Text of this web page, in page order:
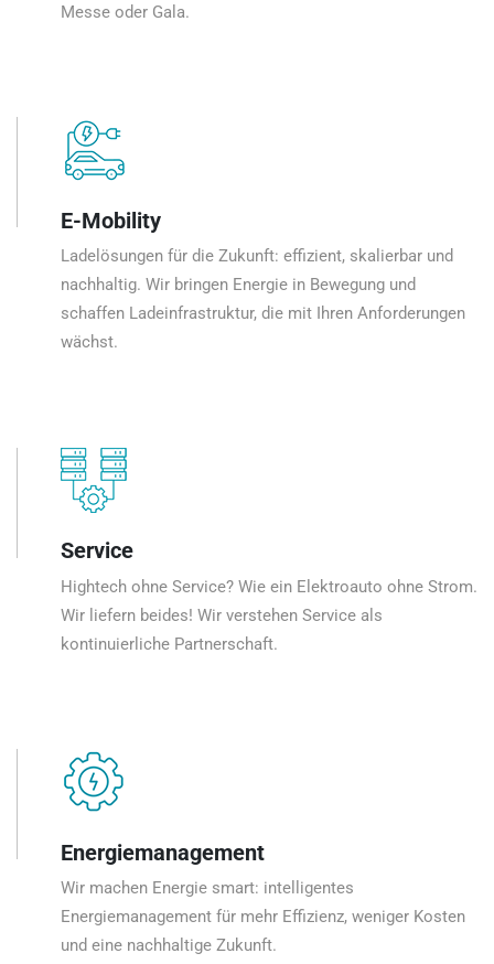
Messe oder Gala.
E-Mobility
Ladelösungen für die Zukunft: effizient, skalierbar und
nachhaltig. Wir bringen Energie in Bewegung und
schaffen Ladeinfrastruktur, die mit Ihren Anforderungen
wächst.
Service
Hightech ohne Service? Wie ein Elektroauto ohne Strom.
Wir liefern beides! Wir verstehen Service als
kontinuierliche Partnerschaft.
Energiemanagement
Wir machen Energie smart: intelligentes
Energiemanagement für mehr Effizienz, weniger Kosten
und eine nachhaltige Zukunft.